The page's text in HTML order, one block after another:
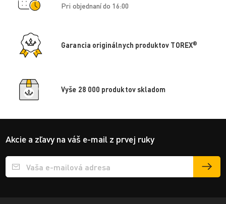
Pri objednaní do 16:00
Garancia originálnych produktov TOREX®
Vyše 28 000 produktov skladom
Akcie a zľavy na váš e-mail z prvej ruky
Přihlášení e-mailu k odběru